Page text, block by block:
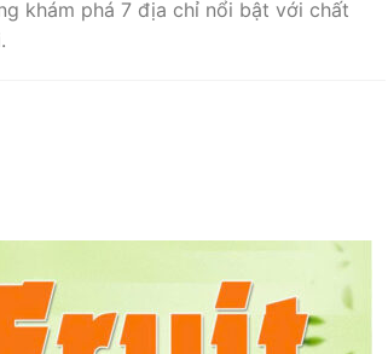
khám phá 7 địa chỉ nổi bật với chất